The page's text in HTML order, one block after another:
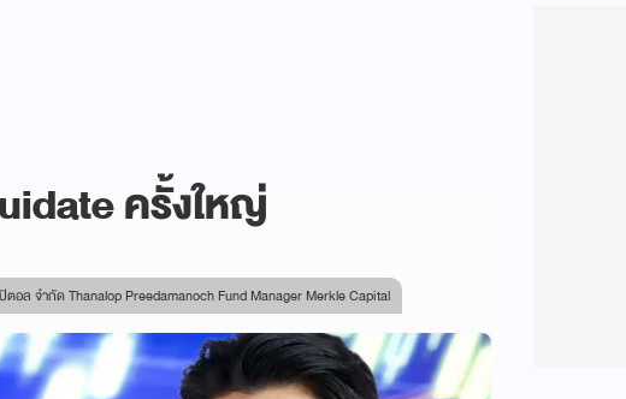
ครั้งใหญ่
ล จำกัด Thanalop Preedamanoch Fund Manager Merkle Capital